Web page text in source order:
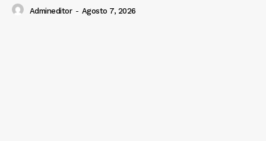
Admineditor - Agosto 7, 2026